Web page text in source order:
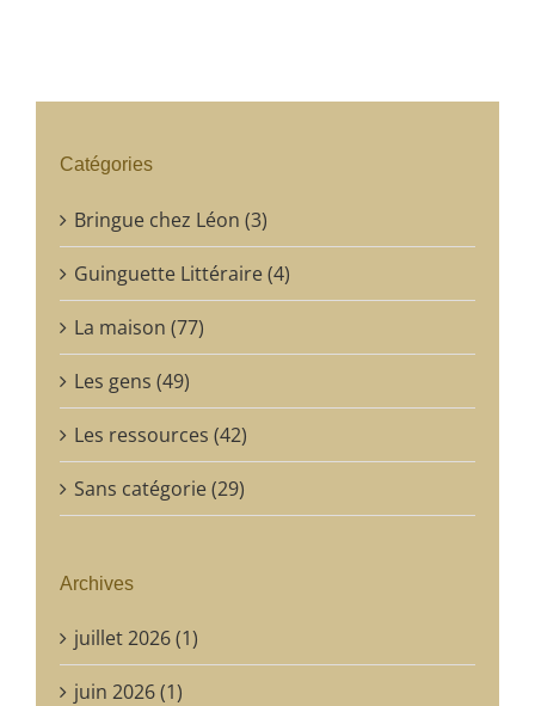
Catégories
Bringue chez Léon (3)
Guinguette Littéraire (4)
La maison (77)
Les gens (49)
Les ressources (42)
Sans catégorie (29)
Archives
juillet 2026 (1)
juin 2026 (1)